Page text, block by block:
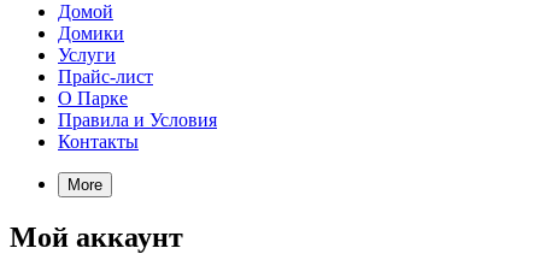
Домой
Домики
Услуги
Прайс-лист
О Парке
Правила и Условия
Контакты
More
Мой аккаунт